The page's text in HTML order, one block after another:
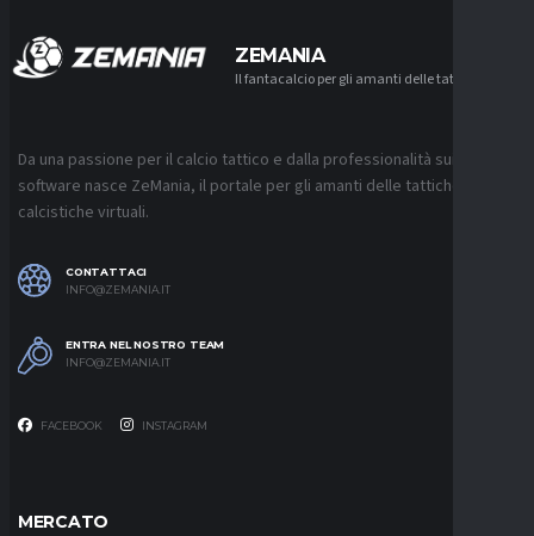
ZEMANIA
Il fantacalcio per gli amanti delle tattiche
Da una passione per il calcio tattico e dalla professionalità sui
software nasce ZeMania, il portale per gli amanti delle tattiche
calcistiche virtuali.
CONTATTACI
INFO@ZEMANIA.IT
ENTRA NEL NOSTRO TEAM
INFO@ZEMANIA.IT
FACEBOOK INSTAGRAM
MERCATO